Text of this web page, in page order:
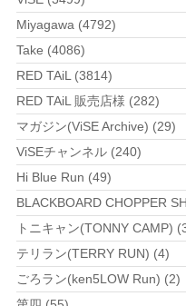
Miyagawa (4792)
Take (4086)
RED TAiL (3814)
RED TAiL 販売店様 (282)
マガジン(ViSE Archive) (29)
ViSEチャンネル (240)
Hi Blue Run (49)
BLACKBOARD CHOPPER
トニキャン(TONNY CAMP)
テリラン(TERRY RUN) (4)
ごろラン(ken5LOW Run) (2)